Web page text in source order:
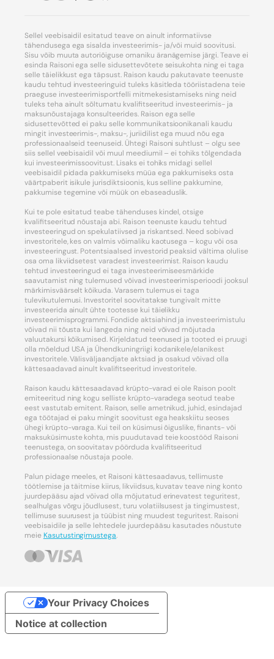
Sellel veebisaidil esitatud teave on ainult informatiivse
tähendusega ega sisalda investeerimis- ja/või muid soovitusi.
Sisu võib muuta autoriõiguse omaniku äranägemise järgi. Teave ei
esinda Raisoni ega selle sidusettevõtete seisukohta ning ei taga
selle täielikkust ega täpsust. Raison kaudu pakutavate teenuste
kaudu tehtud investeeringuid tuleks käsitleda tööriistadena teie
praeguse investeerimisportfelli mitmekesistamiseks ning neid
tuleks teha ainult sõltumatu kvalifitseeritud investeerimis- ja
maksunõustajaga konsulteerides. Raison ega selle
sidusettevõtted ei paku selle kommunikatsioonikanali kaudu
mingit investeerimis-, maksu-, juriidilist ega muud nõu ega
professionaalseid teenuseid. Ühtegi Raisoni suhtlust – olgu see
siis sellel veebisaidil või muul meediumil – ei tohiks tõlgendada
kui investeerimissoovitust. Lisaks ei tohiks midagi sellel
veebisaidil pidada pakkumiseks müüa ega pakkumiseks osta
väärtpaberit isikule jurisdiktsioonis, kus selline pakkumine,
pakkumise tegemine või müük on ebaseaduslik.
Kui te pole esitatud teabe tähenduses kindel, otsige
kvalifitseeritud nõustaja abi. Raison teenuste kaudu tehtud
investeeringud on spekulatiivsed ja riskantsed. Need sobivad
investoritele, kes on valmis võimaliku kaotusega – kogu või osa
investeeringust. Potentsiaalsed investorid peaksid vältima olulise
osa oma likviidsetest varadest investeerimist. Raison kaudu
tehtud investeeringud ei taga investeerimiseesmärkide
saavutamist ning tulemused võivad investeerimisperioodi jooksul
märkimisväärselt kõikuda. Varasem tulemus ei taga
tulevikutulemusi. Investoritel soovitatakse tungivalt mitte
investeerida ainult ühte tootesse kui täielikku
investeerimisprogrammi. Fondide aktsiahind ja investeerimistulu
võivad nii tõusta kui langeda ning neid võivad mõjutada
valuutakursi kõikumised. Kirjeldatud teenused ja tooted ei pruugi
olla mõeldud USA ja Ühendkuningriigi kodanikele/elanikest
investoritele. Välisväljaandjate aktsiad ja osakud võivad olla
kättesaadavad ainult kvalifitseeritud investoritele.
Raison kaudu kättesaadavad krüpto-varad ei ole Raison poolt
emiteeritud ning kogu selliste krüpto-varadega seotud teabe
eest vastutab emitent. Raison, selle ametnikud, juhid, esindajad
ega töötajad ei paku mingit soovitust ega heakskiitu seoses
ühegi krüpto-varaga. Kui teil on küsimusi õiguslike, finants- või
maksuküsimuste kohta, mis puudutavad teie koostööd Raisoni
teenustega, on soovitatav pöörduda kvalifitseeritud
professionaalse nõustaja poole.
Palun pidage meeles, et Raisoni kättesaadavus, tellimuste
töötlemise ja täitmise kiirus, likviidsus, kuvatav teave ning konto
juurdepääsu ajad võivad olla mõjutatud erinevatest teguritest,
sealhulgas võrgu jõudlusest, turu volatiilsusest ja tingimustest,
tellimuse suurusest ja tüübist ning muudest teguritest. Raisoni
veebisaidile ja selle lehtedele juurdepääsu kasutades nõustute
meieKasutustingimustega.
Notice at collection
Your Privacy Choices